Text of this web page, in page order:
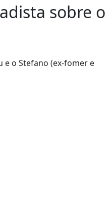
sobre o
e o Stefano (ex-fomer e